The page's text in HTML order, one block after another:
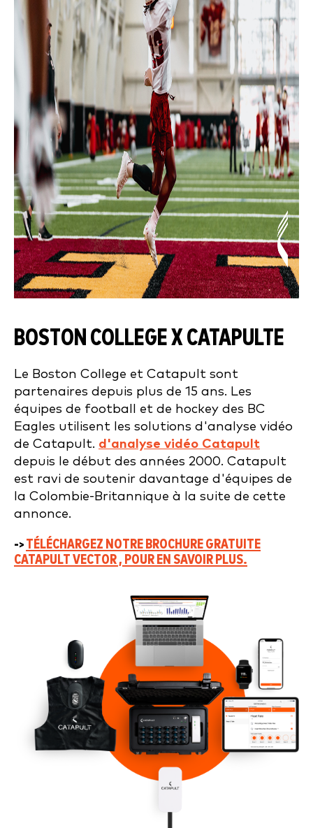
BOSTON COLLEGE X CATAPULTE
Le Boston College et Catapult sont
partenaires depuis plus de 15 ans. Les
équipes de football et de hockey des BC
Eagles utilisent les solutions d'analyse vidéo
de Catapult. d'analyse vidéo Catapult
depuis le début des années 2000. Catapult
est ravi de soutenir davantage d'équipes de
la Colombie-Britannique à la suite de cette
annonce.
-> TÉLÉCHARGEZ NOTRE BROCHURE GRATUITE
CATAPULT VECTOR , POUR EN SAVOIR PLUS.